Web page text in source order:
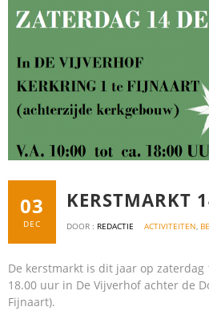
03
DEC
KERSTMARKT
DOOR : REDACTIE ACTIVITEITEN,
De kerstmarkt is dit jaar op zaterdag
18.00 uur in De Vijverhof achter de
Fijnaart).